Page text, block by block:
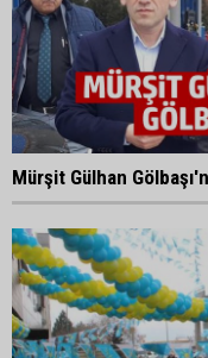
Mürşit Gülhan